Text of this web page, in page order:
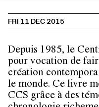
FRI 11 DEC 2015
Depuis 1985, le
pour vocation de
création
le monde. Ce livre
CCS grâce à des